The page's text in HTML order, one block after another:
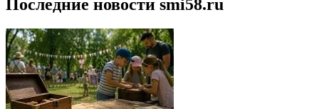
Последние новости smi58.ru